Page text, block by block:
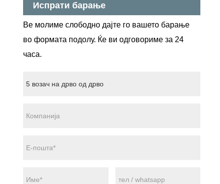
Испрати барање
Ве молиме слободно дајте го вашето барање
во формата подолу. Ќе ви одговориме за 24
часа.